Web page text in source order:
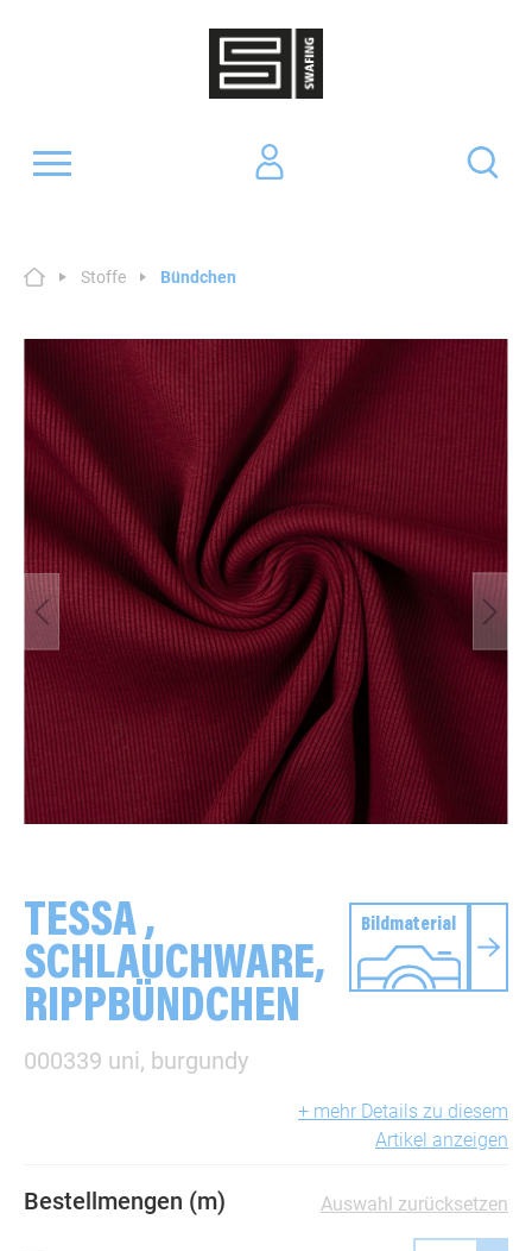
Stoffe Bündchen
TESSA ,
SCHLAUCHWARE,
RIPPBÜNDCHEN
000339 uni, burgundy
Bildmaterial
+ mehr Details zu diesem
Artikel anzeigen
Bestellmengen (m) Auswahl zurücksetzen